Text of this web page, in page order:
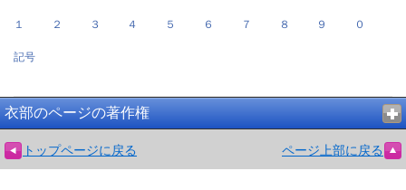
１ ２ ３ ４ ５ ６ ７ ８ ９ ０
記号
衣部のページの著作権
トップページに戻る ページ上部に戻る